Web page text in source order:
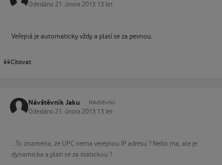
Odesláno 21. února 2013 13 let
Veřejná je automaticky vždy a platí se za pevnou.
Citovat
Návštěvník Jaku Návštěvníci
Odesláno 21. února 2013 13 let
...To znamena, ze UPC nema verejnou IP adresu ? Nebo ma, ale je
dynamicka a plati se za statickou ?